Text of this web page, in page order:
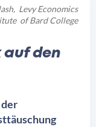
, Levy Economics
of Bard College
auf den